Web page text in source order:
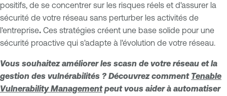
positifs, de se concentrer sur les risques réels et d'assurer la
sécurité de votre réseau sans perturber les activités de
l'entreprise. Ces stratégies créent une base solide pour une
sécurité proactive qui s'adapte à l'évolution de votre réseau.
Vous souhaitez améliorer les scasn de votre réseau et la
gestion des vulnérabilités ? Découvrez comment Tenable
Vulnerability Managementpeut vous aider à automatiser